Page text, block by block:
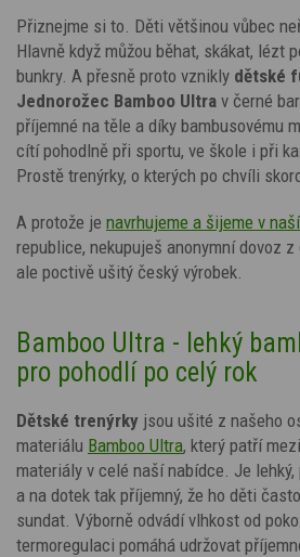
Přiznejme si to. Děti většinou vůbec
Hlavně když můžou běhat, skákat, lézt
bunkry. A přesně proto vznikly dětské
Jednorožec Bamboo Ultra v černé
příjemné na těle a díky bambusovému
cítí pohodlně při sportu, ve škole i při
Prostě trenýrky, o kterých po chvíli
A protože je navrhujeme a šijeme v
republice, nekupuješ anonymní dovoz
ale poctivě ušitý český výrobek.
Bamboo Ultra - lehký
pro pohodlí po celý rok
Dětské trenýrky jsou ušité z našeho
materiálu Bamboo Ultra, který patří
materiály v celé naší nabídce. Je lehký,
a na dotek tak příjemný, že ho děti
sundat. Výborně odvádí vlhkost od
termoregulaci pomáhá udržovat